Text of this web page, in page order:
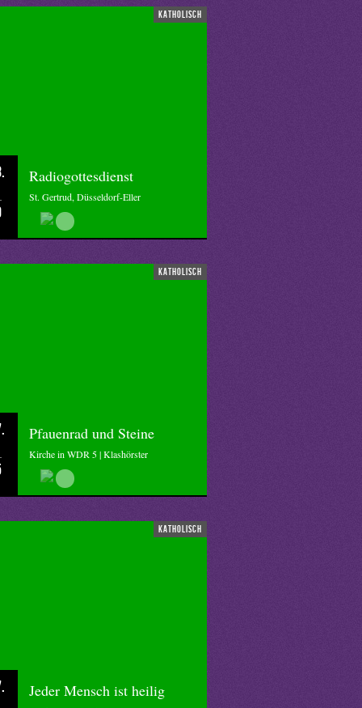
katholisch
Radiogottesdienst
St. Gertrud, Düsseldorf-Eller
katholisch
Pfauenrad und Steine
Kirche in WDR 5 | Klashörster
katholisch
Jeder Mensch ist heilig